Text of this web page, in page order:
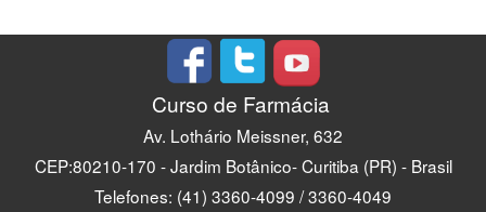
Curso de Farmácia
Av. Lothário Meissner, 632
CEP:80210-170 - Jardim Botânico- Curitiba (PR) - Brasil
Telefones: (41) 3360-4099 / 3360-4049